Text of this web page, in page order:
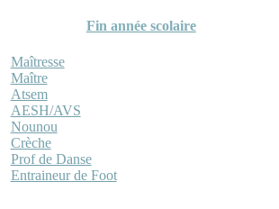
Fin année scolaire
Maîtresse
Maître
Atsem
AESH/AVS
Nounou
Crèche
Prof de Danse
Entraineur de Foot